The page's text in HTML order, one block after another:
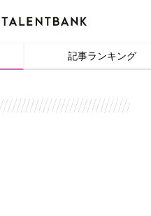
記事ランキング